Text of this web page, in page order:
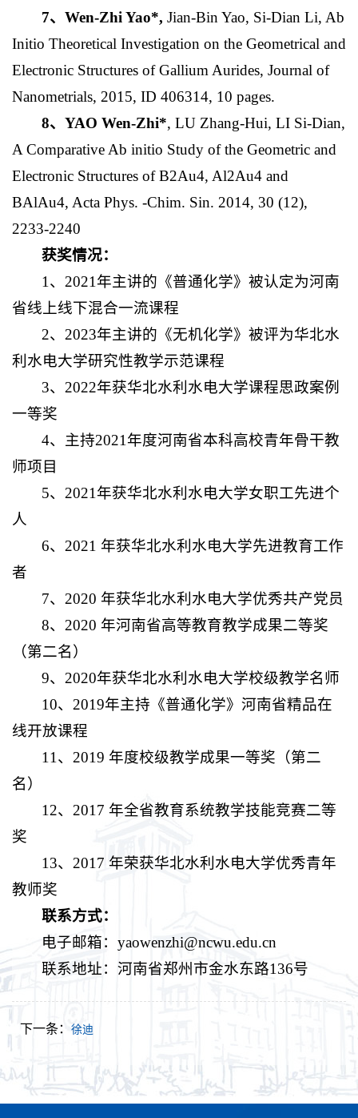
7、Wen-Zhi Yao*, Jian-Bin Yao, Si-Dian Li, Ab
Initio Theoretical Investigation on the Geometrical and
Electronic Structures of Gallium Aurides, Journal of
Nanometrials, 2015, ID 406314, 10 pages.
8、YAO Wen-Zhi*, LU Zhang-Hui, LI Si-Dian,
A Comparative Ab initio Study of the Geometric and
Electronic Structures of B2Au4, Al2Au4 and
BAlAu4, Acta Phys. -Chim. Sin. 2014, 30 (12),
2233-2240
获奖情况：
1、2021年主讲的《普通化学》被认定为河南
省线上线下混合一流课程
2、2023年主讲的《无机化学》被评为华北水
利水电大学研究性教学示范课程
3、2022年获华北水利水电大学课程思政案例
一等奖
4、主持2021年度河南省本科高校青年骨干教
师项目
5、2021年获华北水利水电大学女职工先进个
人
6、2021 年获华北水利水电大学先进教育工作
者
7、2020 年获华北水利水电大学优秀共产党员
8、2020 年河南省高等教育教学成果二等奖
（第二名）
9、2020年获华北水利水电大学校级教学名师
10、2019年主持《普通化学》河南省精品在
线开放课程
11、2019 年度校级教学成果一等奖（第二
名）
12、2017 年全省教育系统教学技能竞赛二等
奖
13、2017 年荣获华北水利水电大学优秀青年
教师奖
联系方式：
电子邮箱：yaowenzhi@ncwu.edu.cn
联系地址：河南省郑州市金水东路136号
下一条： 徐迪